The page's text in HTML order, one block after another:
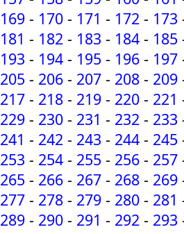
169 - 170 - 171 - 172 - 173
181 - 182 - 183 - 184 - 185
193 - 194 - 195 - 196 - 197
205 - 206 - 207 - 208 - 209
217 - 218 - 219 - 220 - 221
229 - 230 - 231 - 232 - 233
241 - 242 - 243 - 244 - 245
253 - 254 - 255 - 256 - 257
265 - 266 - 267 - 268 - 269
277 - 278 - 279 - 280 - 281
289 - 290 - 291 - 292 - 293